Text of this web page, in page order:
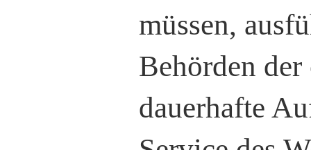
müssen,
Behörden
dauerhafte